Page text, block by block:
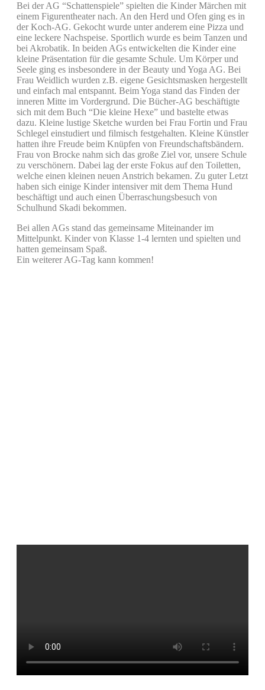
Bei der AG “Schattenspiele” spielten die Kinder Märchen mit
einem Figurentheater nach. An den Herd und Ofen ging es in
der Koch-AG. Gekocht wurde unter anderem eine Pizza und
eine leckere Nachspeise. Sportlich wurde es beim Tanzen und
bei Akrobatik. In beiden AGs entwickelten die Kinder eine
kleine Präsentation für die gesamte Schule. Um Körper und
Seele ging es insbesondere in der Beauty und Yoga AG. Bei
Frau Weidlich wurden z.B. eigene Gesichtsmasken hergestellt
und einfach mal entspannt. Beim Yoga stand das Finden der
inneren Mitte im Vordergrund. Die Bücher-AG beschäftigte
sich mit dem Buch “Die kleine Hexe” und bastelte etwas
dazu. Kleine lustige Sketche wurden bei Frau Fortin und Frau
Schlegel einstudiert und filmisch festgehalten. Kleine Künstler
hatten ihre Freude beim Knüpfen von Freundschaftsbändern.
Frau von Brocke nahm sich das große Ziel vor, unsere Schule
zu verschönern. Dabei lag der erste Fokus auf den Toiletten,
welche einen kleinen neuen Anstrich bekamen. Zu guter Letzt
haben sich einige Kinder intensiver mit dem Thema Hund
beschäftigt und auch einen Überraschungsbesuch von
Schulhund Skadi bekommen.
Bei allen AGs stand das gemeinsame Miteinander im
Mittelpunkt. Kinder von Klasse 1-4 lernten und spielten und
hatten gemeinsam Spaß.
Ein weiterer AG-Tag kann kommen!